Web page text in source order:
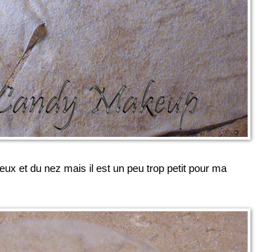
et du nez mais il est un peu trop petit pour ma